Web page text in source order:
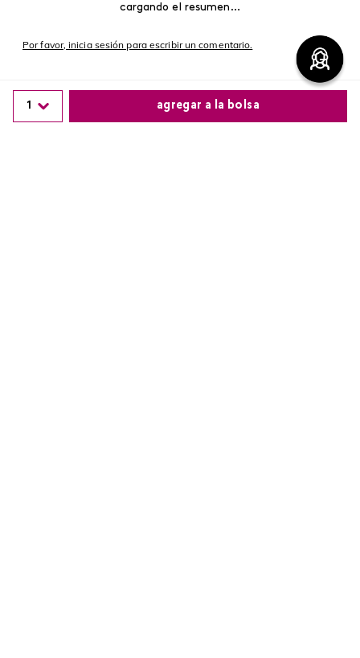
1 agregar a la bolsa
cargando el resumen…
Por favor, inicia sesión para escribir un comentario.
Más reciente